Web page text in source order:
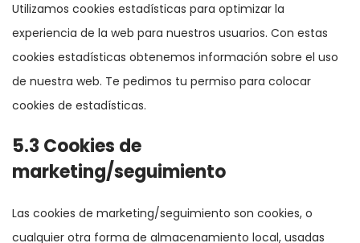
Utilizamos cookies estadísticas para optimizar la
experiencia de la web para nuestros usuarios. Con estas
cookies estadísticas obtenemos información sobre el uso
de nuestra web. Te pedimos tu permiso para colocar
cookies de estadísticas.
5.3 Cookies de
marketing/seguimiento
Las cookies de marketing/seguimiento son cookies, o
cualquier otra forma de almacenamiento local, usadas